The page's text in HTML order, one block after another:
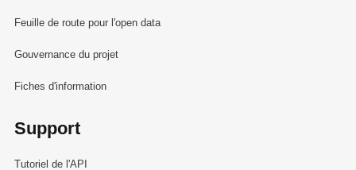
Feuille de route pour l'open data
Gouvernance du projet
Fiches d'information
Support
Tutoriel de l'API